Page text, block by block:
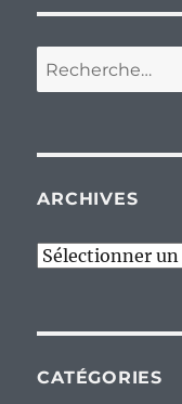
Recherche
pour :
ARCHIVES
Archives
CATÉGORIES